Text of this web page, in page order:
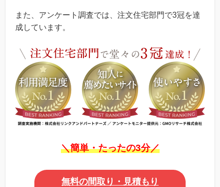
また、アンケート調査では、注文住宅部門で3冠を達
成しています。
＼簡単・たったの3分／
無料の間取り・見積もり